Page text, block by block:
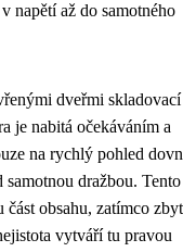
napětí až do samotného
dveřmi skladovací
je nabitá očekáváním a
na rychlý pohled
dražbou. Tento
část obsahu, zatímco
vytváří tu pravou